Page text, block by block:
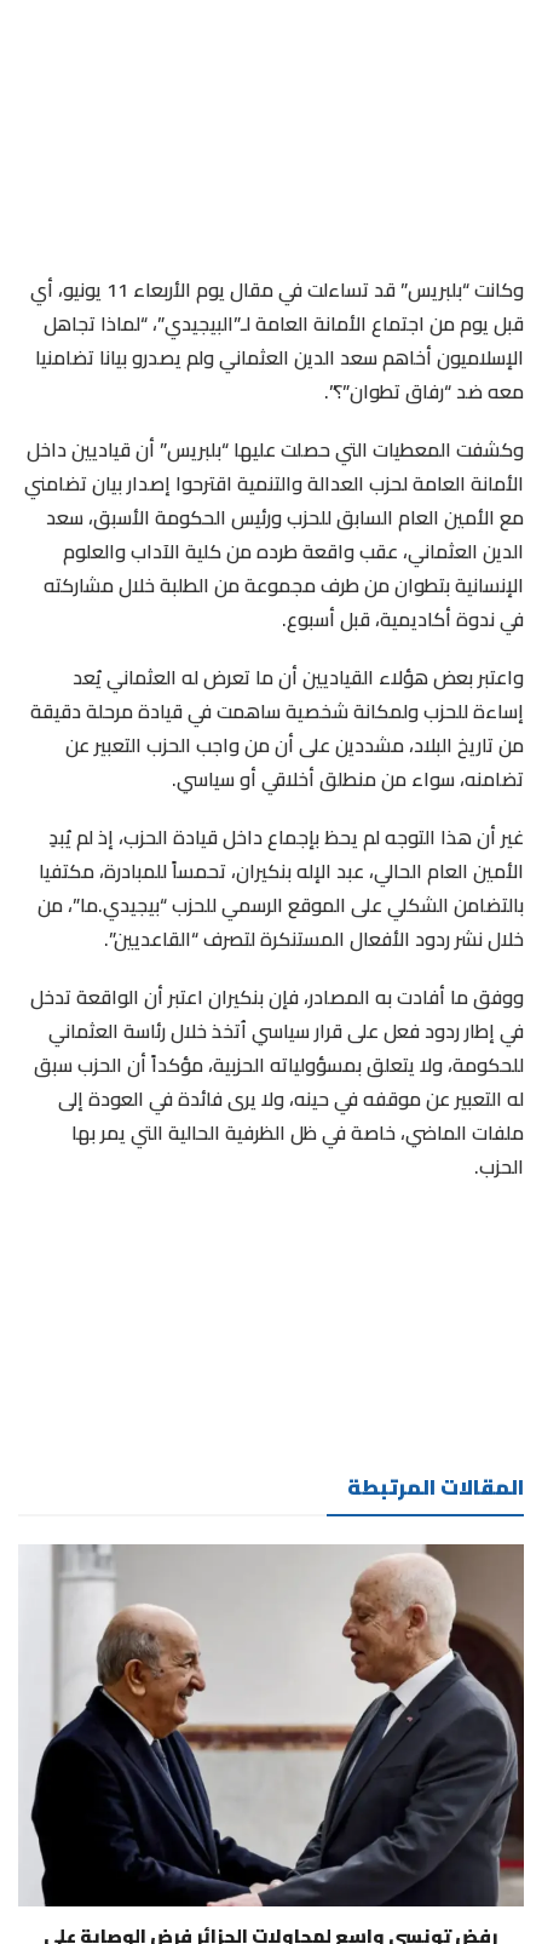
وكانت “بلبريس” قد تساءلت في مقال يوم الأربعاء 11 يونيو، أي
قبل يوم من اجتماع الأمانة العامة لـ”البيجيدي”، “لماذا تجاهل
الإسلاميون أخاهم سعد الدين العثماني ولم يصدرو بيانا تضامنيا
معه ضد “رفاق تطوان”؟”.
وكشفت المعطيات التي حصلت عليها “بلبريس” أن قياديين داخل
الأمانة العامة لحزب العدالة والتنمية اقترحوا إصدار بيان تضامني
مع الأمين العام السابق للحزب ورئيس الحكومة الأسبق، سعد
الدين العثماني، عقب واقعة طرده من كلية الآداب والعلوم
الإنسانية بتطوان من طرف مجموعة من الطلبة خلال مشاركته
في ندوة أكاديمية، قبل أسبوع.
واعتبر بعض هؤلاء القياديين أن ما تعرض له العثماني يُعد
إساءة للحزب ولمكانة شخصية ساهمت في قيادة مرحلة دقيقة
من تاريخ البلاد، مشددين على أن من واجب الحزب التعبير عن
تضامنه، سواء من منطلق أخلاقي أو سياسي.
غير أن هذا التوجه لم يحظ بإجماع داخل قيادة الحزب، إذ لم يُبدِ
الأمين العام الحالي، عبد الإله بنكيران، تحمساً للمبادرة، مكتفيا
بالتضامن الشكلي على الموقع الرسمي للحزب “بيجيدي.ما”، من
خلال نشر ردود الأفعال المستنكرة لتصرف “القاعديين”.
ووفق ما أفادت به المصادر، فإن بنكيران اعتبر أن الواقعة تدخل
في إطار ردود فعل على قرار سياسي اُتخذ خلال رئاسة العثماني
للحكومة، ولا يتعلق بمسؤولياته الحزبية، مؤكداً أن الحزب سبق
له التعبير عن موقفه في حينه، ولا يرى فائدة في العودة إلى
ملفات الماضي، خاصة في ظل الظرفية الحالية التي يمر بها
الحزب.
المقالات المرتبطة
رفض تونسي واسع لمحاولات الجزائر فرض الوصاية على